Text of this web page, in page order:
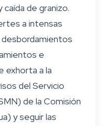
de granizo.
a intensas
e
exhorta a la
del Servicio
de la Comisión
y seguir las